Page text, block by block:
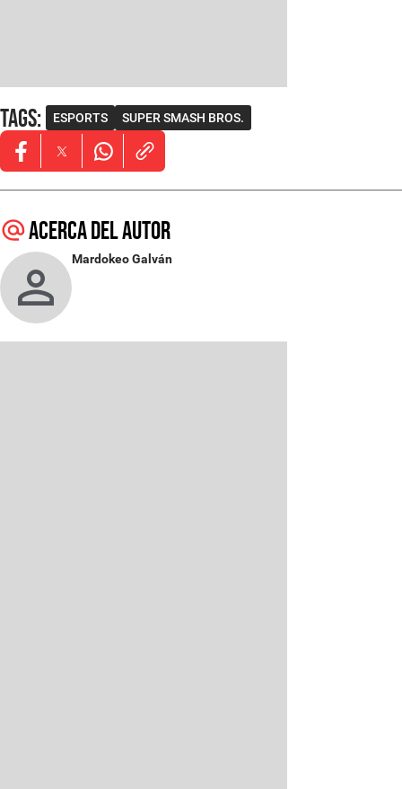
Tags: ESPORTS SUPER SMASH BROS.
Opens in new window
Opens in new window
Opens in new window
Acerca del autor
Mardokeo Galván